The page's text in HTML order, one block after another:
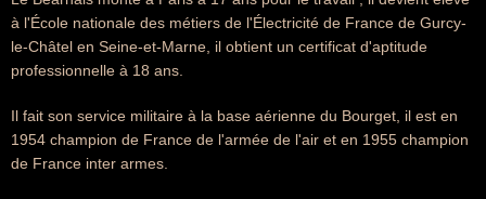
à l'École nationale des métiers de l'Électricité de France de Gurcy-
le-Châtel en Seine-et-Marne, il obtient un certificat d'aptitude
professionnelle à 18 ans.
Il fait son service militaire à la base aérienne du Bourget, il est en
1954 champion de France de l'armée de l'air et en 1955 champion
de France inter armes.